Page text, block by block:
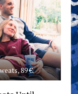
89 €.